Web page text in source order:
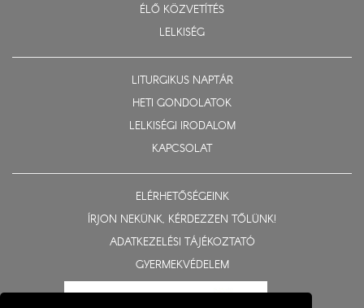
ÉLŐ KÖZVETÍTÉS
LELKISÉG
LITURGIKUS NAPTÁR
HETI GONDOLATOK
LELKISÉGI IRODALOM
KAPCSOLAT
ELÉRHETŐSÉGEINK
ÍRJON NEKÜNK, KÉRDEZZEN TŐLÜNK!
ADATKEZELÉSI TÁJÉKOZTATÓ
GYERMEKVÉDELEM